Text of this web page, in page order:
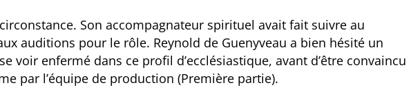
Son accompagnateur spirituel avait fait suivre au
auditions pour le rôle. Reynold de Guenyveau a bien hésité un
voir enfermé dans ce profil d’ecclésiastique, avant d’être convaincu
par l’équipe de production (Première partie).